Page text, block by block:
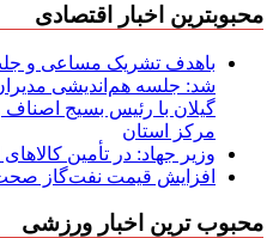
محبوبترین اخبار اقتصادی
باهدف تشریک مساعی و
شد: جلسه هم‌اندیشی
گیلان با رئیس بسیج
مركز استان
وزیر جهاد: در تأمین
افزایش قیمت نفت‌گاز صحت
محبوب ترین اخبار ورزشی